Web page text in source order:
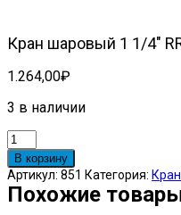
Кран шаровый 1 1/4″
1.264,00₽
3 в наличии
Количество
товара
Кран
шаровый
1
В корзину
Артикул: 851 Категория:
Похожие